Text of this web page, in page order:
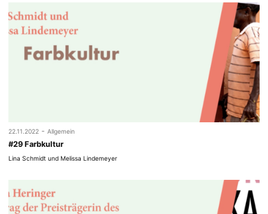
22.11.2022 - Allgemein
#29 Farbkultur
Lina Schmidt und Melissa Lindemeyer